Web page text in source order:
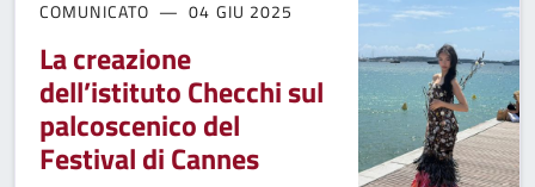
COMUNICATO 04 GIU 2025
La creazione
dell’istituto Checchi sul
palcoscenico del
Festival di Cannes